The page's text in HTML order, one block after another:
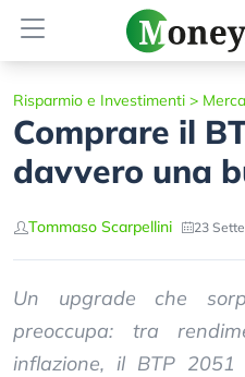
Risparmio e Investimenti >
Comprare il
davvero una
Tommaso Scarpellini 23
Un upgrade che
preoccupa: tra
inflazione, il BTP